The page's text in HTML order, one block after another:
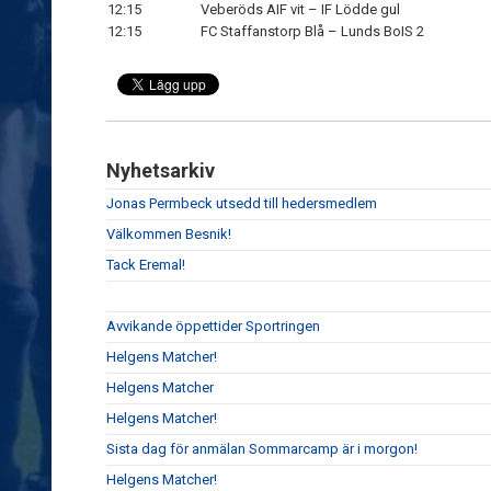
12:15
Veberöds AIF vit – IF Lödde gul
12:15
FC Staffanstorp Blå – Lunds BoIS 2
Nyhetsarkiv
Jonas Permbeck utsedd till hedersmedlem
Välkommen Besnik!
Tack Eremal!
Avvikande öppettider Sportringen
Helgens Matcher!
Helgens Matcher
Helgens Matcher!
Sista dag för anmälan Sommarcamp är i morgon!
Helgens Matcher!